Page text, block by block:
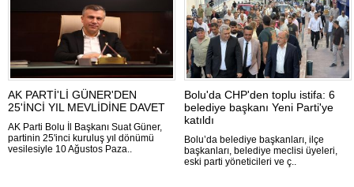
AK PARTİ'Lİ GÜNER'DEN
25'İNCİ YIL MEVLİDİNE DAVET
AK Parti Bolu İl Başkanı Suat Güner,
partinin 25'inci kuruluş yıl dönümü
vesilesiyle 10 Ağustos Paza..
Bolu'da CHP'den toplu istifa: 6
belediye başkanı Yeni Parti'ye
katıldı
Bolu’da belediye başkanları, ilçe
başkanları, belediye meclisi üyeleri,
eski parti yöneticileri ve ç..